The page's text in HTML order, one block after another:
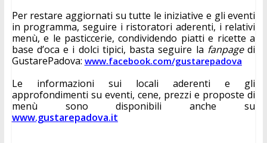
Per restare aggiornati su tutte le iniziative e gli eventi
in programma, seguire i ristoratori aderenti, i relativi
menù, e le pasticcerie, condividendo piatti e ricette a
base d’oca e i dolci tipici, basta seguire la fanpage di
GustarePadova: www.facebook.com/gustarepadova
Le informazioni sui locali aderenti e gli
approfondimenti su eventi, cene, prezzi e proposte di
www.gustarepadova.it